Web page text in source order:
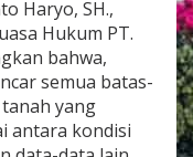
Haryo, SH.,
Hukum PT.
bahwa,
semua batas-
yang
antara kondisi